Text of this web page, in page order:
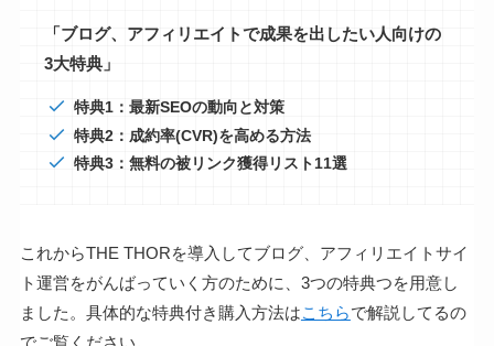
「ブログ、アフィリエイトで成果を出したい人向けの
3大特典」
特典1：最新SEOの動向と対策
特典2：成約率(CVR)を高める方法
特典3：無料の被リンク獲得リスト11選
これからTHE THORを導入してブログ、アフィリエイトサイ
ト運営をがんばっていく方のために、3つの特典つを用意し
ました。具体的な特典付き購入方法はこちらで解説してるの
でご覧ください。